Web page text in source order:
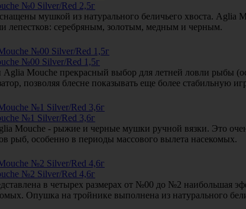
№0 Silver/Red 2,5г
мушкой из натурального беличьего хвоста. Aglia
лепестков: серебряным, золотым, медным и черным.
№00 Silver/Red 1,5г
Aglia Mouche прекрасный выбор для летней ловли рыбы
позволяя блесне показывать еще более стабильную
№1 Silver/Red 3,6г
Mouche - рыжие и черные мушки ручной вязки. Это
рыб, особенно в периоды массового вылета насекомых.
№2 Silver/Red 4,6г
в четырех размерах от №00 до №2 наибольшая
Опушка на тройнике выполнена из натурального